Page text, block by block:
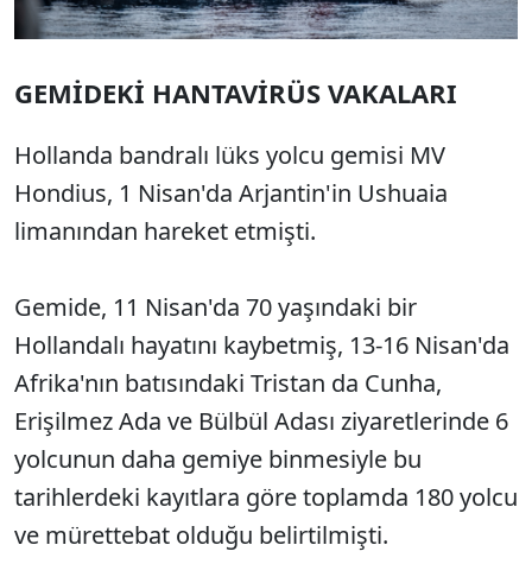
GEMİDEKİ HANTAVİRÜS VAKALARI
Hollanda bandralı lüks yolcu gemisi MV
Hondius, 1 Nisan'da Arjantin'in Ushuaia
limanından hareket etmişti.
Gemide, 11 Nisan'da 70 yaşındaki bir
Hollandalı hayatını kaybetmiş, 13-16 Nisan'da
Afrika'nın batısındaki Tristan da Cunha,
Erişilmez Ada ve Bülbül Adası ziyaretlerinde 6
yolcunun daha gemiye binmesiyle bu
tarihlerdeki kayıtlara göre toplamda 180 yolcu
ve mürettebat olduğu belirtilmişti.